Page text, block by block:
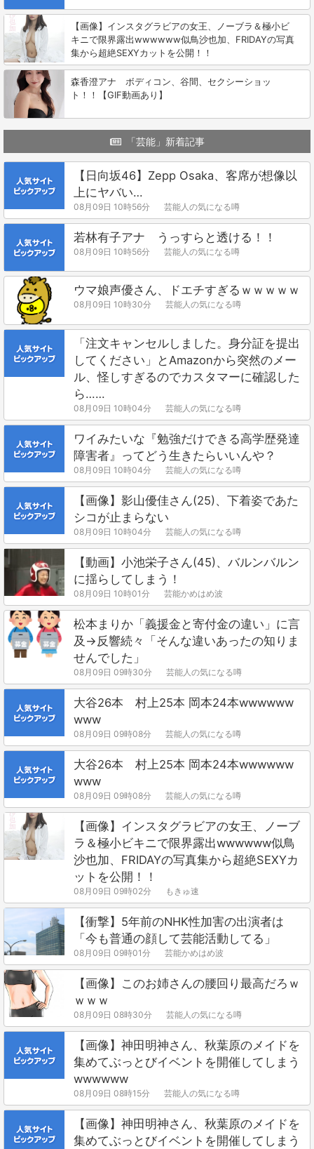
【画像】インスタグラビアの女王、ノーブラ＆極小ビ
キニで限界露出wwwwww似鳥沙也加、FRIDAYの写真
集から超絶SEXYカットを公開！！
森香澄アナ ボディコン、谷間、セクシーショッ
ト！！【GIF動画あり】
「芸能」新着記事
【日向坂46】Zepp Osaka、客席が想像以
上にヤバい…
08月09日 10時56分 芸能人の気になる噂
若林有子アナ うっすらと透ける！！
08月09日 10時56分 芸能人の気になる噂
ウマ娘声優さん、ドエチすぎるｗｗｗｗｗ
08月09日 10時30分 芸能人の気になる噂
「注文キャンセルしました。身分証を提出
してください」とAmazonから突然のメー
ル、怪しすぎるのでカスタマーに確認した
ら……
08月09日 10時04分 芸能人の気になる噂
ワイみたいな『勉強だけできる高学歴発達
障害者』ってどう生きたらいいんや？
08月09日 10時04分 芸能人の気になる噂
【画像】影山優佳さん(25)、下着姿であた
シコが止まらない
08月09日 10時04分 芸能人の気になる噂
【動画】小池栄子さん(45)、バルンバルン
に揺らしてしまう！
08月09日 10時01分 芸能かめはめ波
松本まりか「義援金と寄付金の違い」に言
及→反響続々「そんな違いあったの知りま
せんでした」
08月09日 09時30分 芸能人の気になる噂
大谷26本 村上25本 岡本24本wwwwww
www
08月09日 09時08分 芸能人の気になる噂
大谷26本 村上25本 岡本24本wwwwww
www
08月09日 09時08分 芸能人の気になる噂
【画像】インスタグラビアの女王、ノーブ
ラ＆極小ビキニで限界露出wwwwww似鳥
沙也加、FRIDAYの写真集から超絶SEXYカ
ットを公開！！
08月09日 09時02分 もきゅ速
【衝撃】5年前のNHK性加害の出演者は
「今も普通の顔して芸能活動してる」
08月09日 09時01分 芸能かめはめ波
【画像】このお姉さんの腰回り最高だろｗ
ｗｗｗ
08月09日 08時30分 芸能人の気になる噂
【画像】神田明神さん、秋葉原のメイドを
集めてぶっとびイベントを開催してしまう
wwwwww
08月09日 08時15分 芸能人の気になる噂
【画像】神田明神さん、秋葉原のメイドを
集めてぶっとびイベントを開催してしまう